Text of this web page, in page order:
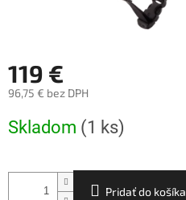
119 €
96,75 € bez DPH
cena:
Skladom (1 ks)
Pridať do košíka